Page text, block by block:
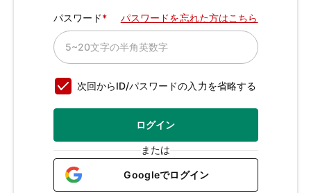
パスワード パスワードを忘れた方はこちら
次回からID/パスワードの入力を省略する
ログイン
または
Googleでログイン